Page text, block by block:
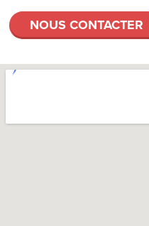
NOUS CONTACTER